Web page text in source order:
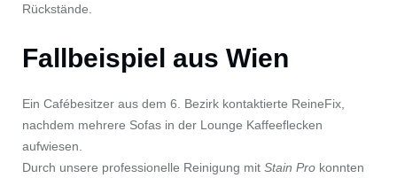
Rückstände.
Fallbeispiel aus Wien
Ein Cafébesitzer aus dem 6. Bezirk kontaktierte ReineFix,
nachdem mehrere Sofas in der Lounge Kaffeeflecken
aufwiesen.
Durch unsere professionelle Reinigung mit Stain Pro konnten